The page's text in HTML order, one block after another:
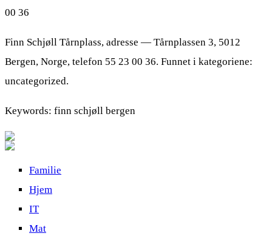
00 36
Finn Schjøll Tårnplass, adresse — Tårnplassen 3, 5012
Bergen, Norge, telefon 55 23 00 36. Funnet i kategoriene:
uncategorized.
Keywords: finn schjøll bergen
Familie
Hjem
IT
Mat